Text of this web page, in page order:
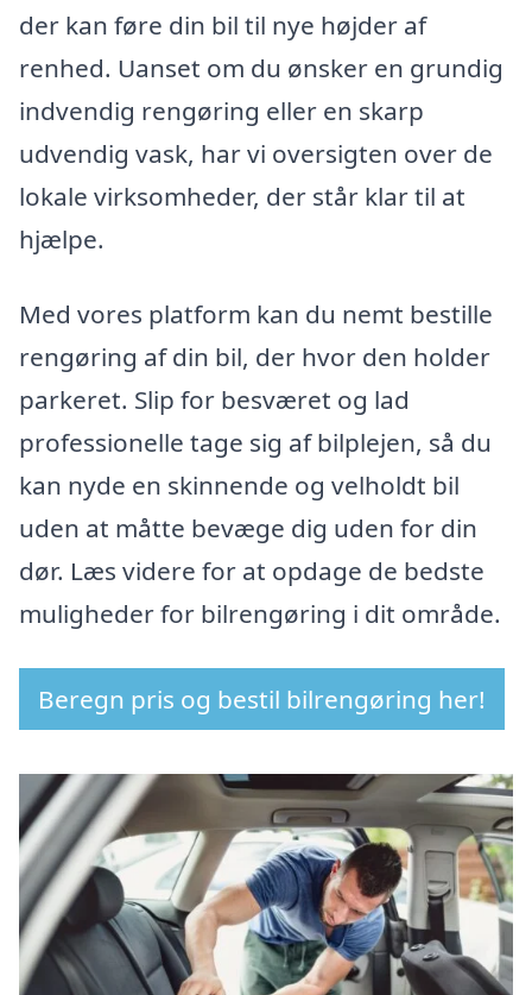
der kan føre din bil til nye højder af
renhed. Uanset om du ønsker en grundig
indvendig rengøring eller en skarp
udvendig vask, har vi oversigten over de
lokale virksomheder, der står klar til at
hjælpe.
Med vores platform kan du nemt bestille
rengøring af din bil, der hvor den holder
parkeret. Slip for besværet og lad
professionelle tage sig af bilplejen, så du
kan nyde en skinnende og velholdt bil
uden at måtte bevæge dig uden for din
dør. Læs videre for at opdage de bedste
muligheder for bilrengøring i dit område.
Beregn pris og bestil bilrengøring her!